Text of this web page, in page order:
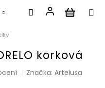
korková
Značka:Artelusa